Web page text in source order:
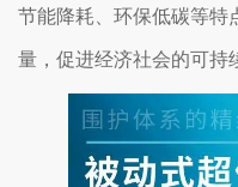
节能降耗、环保低碳等特
量，促进经济社会的可持